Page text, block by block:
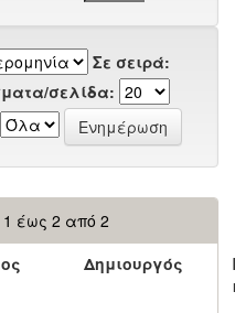
Σε σειρά:
σελίδα:
έως 2 από 2
Δημιουργός